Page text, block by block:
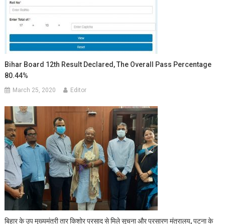
Bihar Board 12th Result Declared, The Overall Pass Percentage
80.44%
March 25, 2020 Editor
बिहार के उप मुख्यमंत्री तार किशोर प्रसाद से मिले सूचना और प्रसारण मंत्रालय, पटना के